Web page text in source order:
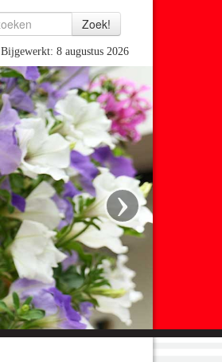
Bijgewerkt: 8 augustus 2026
›